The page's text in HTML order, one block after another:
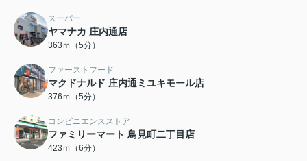
スーパー
ヤマナカ 庄内通店
363ｍ（5分）
ファーストフード
マクドナルド 庄内通ミユキモール店
376ｍ（5分）
コンビニエンスストア
ファミリーマート 鳥見町二丁目店
423ｍ（6分）